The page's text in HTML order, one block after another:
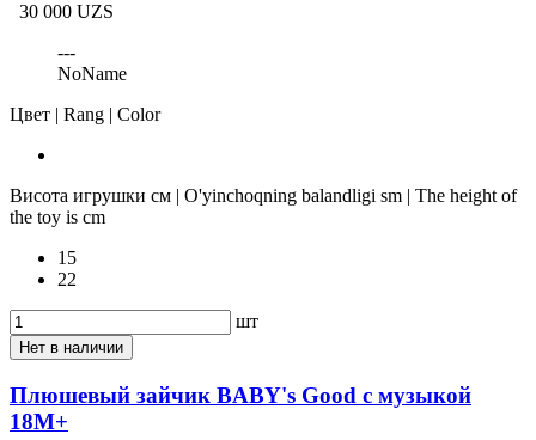
30 000 UZS
---
NoName
Цвет | Rang | Color
Висота игрушки см | O'yinchoqning balandligi sm | The height of
the toy is cm
15
22
шт
Нет в наличии
Плюшевый зайчик BABY's Good с музыкой
18M+